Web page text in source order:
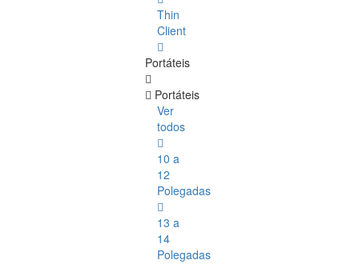
Thin
Client
Portáteis
Portáteis
Ver
todos
10 a
12
Polegadas
13 a
14
Polegadas